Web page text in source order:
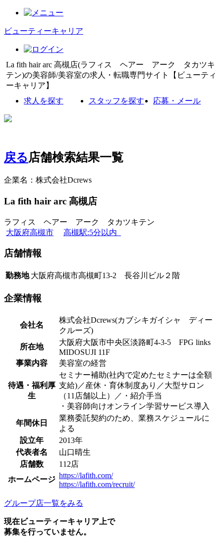
ビューティーキャリア
La fith hair arc 高槻店(ラフィス ヘアー アーク タカツキ
テン)の美容師/美容室の求人・転職専門サイト【ビューティ
ーキャリア】
求人を探す
スタッフを探す 応募・メール
戻る店舗検索結果一覧
企業名：株式会社Dcrews
La fith hair arc 高槻店
ラフィス ヘアー アーク タカツキテン
大阪府高槻市
高槻駅:5分以内
店舗情報
勤務地 大阪府高槻市高槻町13-2 長谷川ビル２階
企業情報
会社名
株式会社Dcrews(カブシキガイシャ ディー
クルーズ)
所在地
大阪府大阪市中央区淡路町4-3-5 FPG links
MIDOSUJI 11F
事業内容
美容室の経営
待遇・福利厚
生
セミナー補助(社内で定めたセミナーは全額
支給)／産休・育休制度あり／大型サロン
（11店舗以上）／・紹介手当
・美容師向けオンライン学習サービス導入
年間休日
業務委託契約のため、業務スケジュールに
よる
設立年
2013年
代表者名
山口晴生
店舗数
112店
ホームページ https://lafith.com/
https://lafith.com/recruit/
グループ店一覧をみる
現在ビューティーキャリア上で
募集を行っていません。